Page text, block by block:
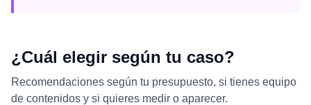
¿Cuál elegir según tu caso?
Recomendaciones según tu presupuesto, si tienes equipo
de contenidos y si quieres medir o aparecer.